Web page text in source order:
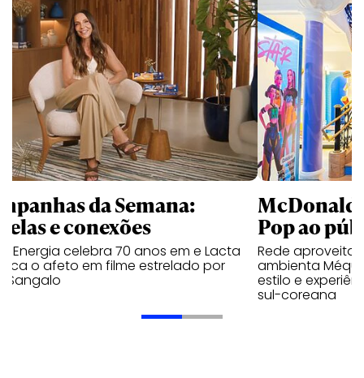
da Semana:
e conexões
Energia celebra 70 anos em e Lacta
o afeto em filme estrelado por
Sangalo
Pop ao
Rede aproveita
ambienta Méqui
estilo e
sul-coreana